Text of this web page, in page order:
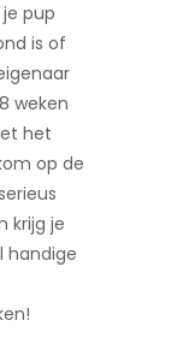
pup
is of
weken
het
op de
krijg je
handige